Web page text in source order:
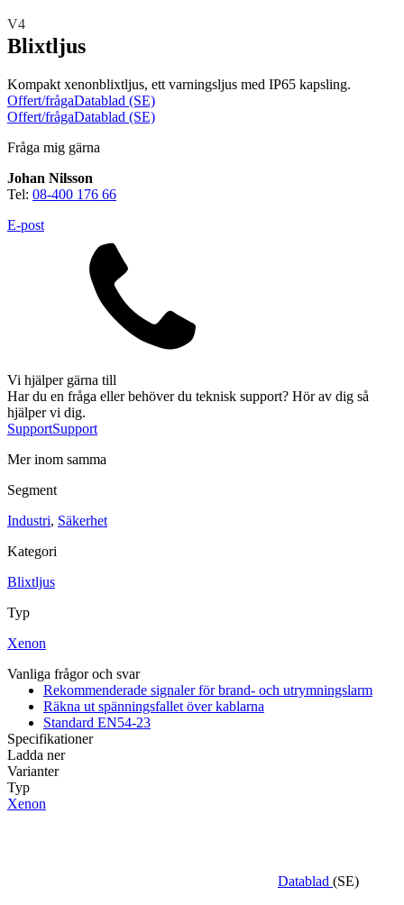
Offertförfrågan
Brand
Larmsystem
Säkerhet
Blixtljus
SirenerKombinerade enheter
Blixtljus
Blixtljus
Kombinerade enheter
Detektorer
Larmklockor
Tillbehör
MED-klassade
V4
Blixtljus
Kompakt xenonblixtljus, ett varningsljus med IP65 kapsling.
Offert/frågaDatablad (SE)
Offert/frågaDatablad (SE)
Fråga mig gärna
Johan Nilsson
Tel: 08-400 176 66
E-post
Vi hjälper gärna till
Har du en fråga eller behöver du teknisk support? Hör av dig så
hjälper vi dig.
SupportSupport
Mer inom samma
Segment
Industri, Säkerhet
Kategori
Blixtljus
Typ
Xenon
Vanliga frågor och svar
Rekommenderade signaler för brand- och utrymningslarm
Räkna ut spänningsfallet över kablarna
Standard EN54-23
Specifikationer
Ladda ner
Varianter
Typ
Xenon
Datablad (SE)